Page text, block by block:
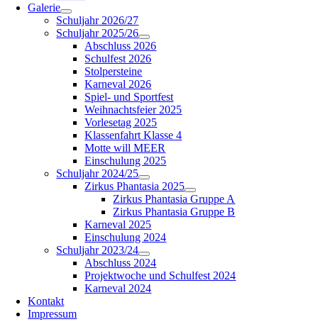
Galerie
Schuljahr 2026/27
Schuljahr 2025/26
Abschluss 2026
Schulfest 2026
Stolpersteine
Karneval 2026
Spiel- und Sportfest
Weihnachtsfeier 2025
Vorlesetag 2025
Klassenfahrt Klasse 4
Motte will MEER
Einschulung 2025
Schuljahr 2024/25
Zirkus Phantasia 2025
Zirkus Phantasia Gruppe A
Zirkus Phantasia Gruppe B
Karneval 2025
Einschulung 2024
Schuljahr 2023/24
Abschluss 2024
Projektwoche und Schulfest 2024
Karneval 2024
Kontakt
Impressum